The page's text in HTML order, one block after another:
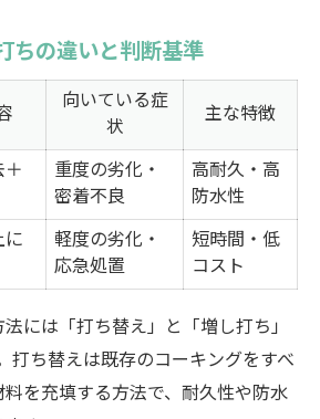
ちの違いと判断基準
向いている症
状
主な特徴
重度の劣化・
密着不良
高耐久・高
防水性
軽度の劣化・
応急処置
短時間・低
コスト
には「打ち替え」と「増し打ち」
打ち替えは既存のコーキングをすべ
を充填する方法で、耐久性や防水